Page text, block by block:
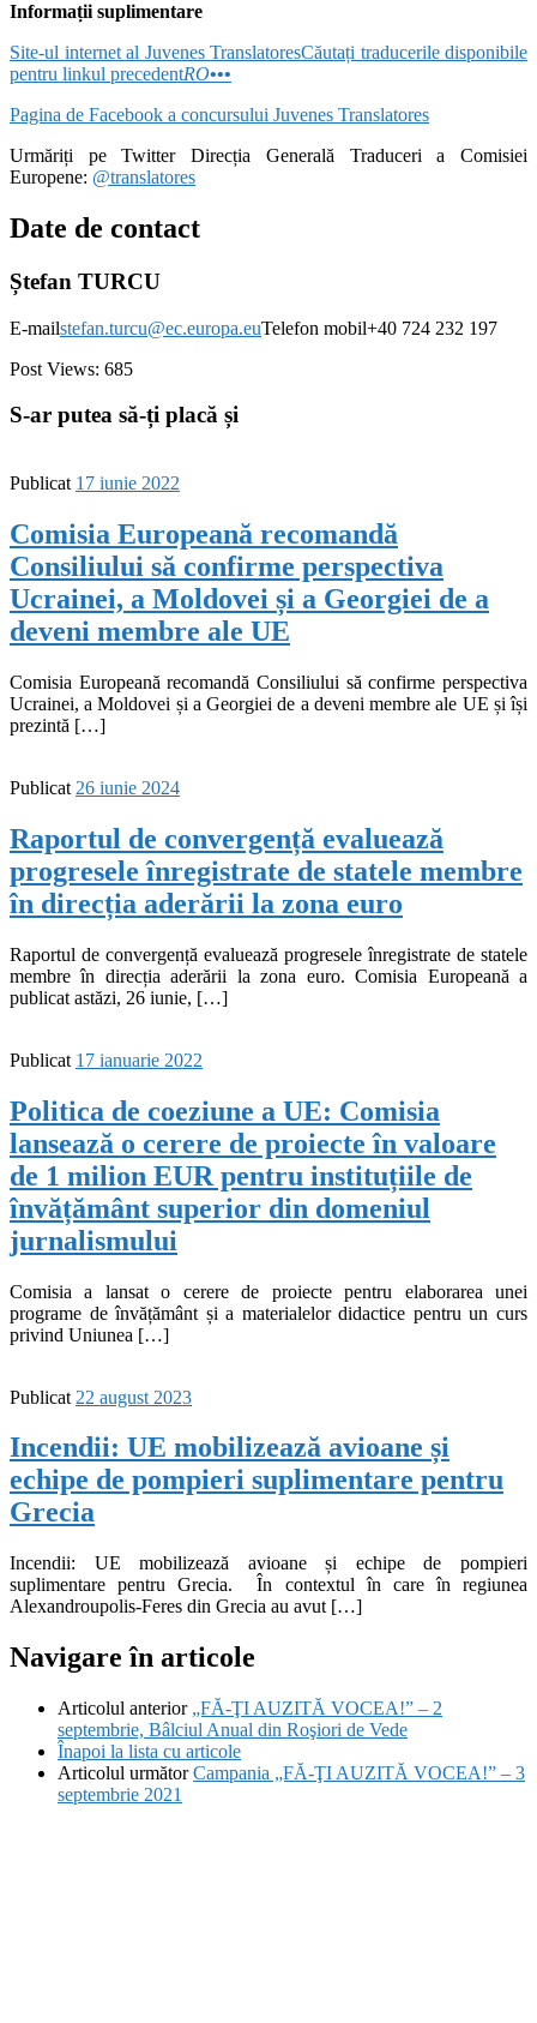
Informații suplimentare
Site-ul internet al Juvenes TranslatoresCăutați traducerile disponibile
pentru linkul precedentRO•••
Pagina de Facebook a concursului Juvenes Translatores
Urmăriți pe Twitter Direcția Generală Traduceri a Comisiei
Europene: @translatores
Date de contact
Ștefan TURCU
E-mailstefan.turcu@ec.europa.euTelefon mobil+40 724 232 197
Post Views: 685
S-ar putea să-ți placă și
Publicat 17 iunie 2022
Comisia Europeană recomandă
Consiliului să confirme perspectiva
Ucrainei, a Moldovei și a Georgiei de a
deveni membre ale UE
Comisia Europeană recomandă Consiliului să confirme perspectiva
Ucrainei, a Moldovei și a Georgiei de a deveni membre ale UE și își
prezintă […]
Publicat 26 iunie 2024
Raportul de convergență evaluează
progresele înregistrate de statele membre
în direcția aderării la zona euro
Raportul de convergență evaluează progresele înregistrate de statele
membre în direcția aderării la zona euro. Comisia Europeană a
publicat astăzi, 26 iunie, […]
Publicat 17 ianuarie 2022
Politica de coeziune a UE: Comisia
lansează o cerere de proiecte în valoare
de 1 milion EUR pentru instituțiile de
învățământ superior din domeniul
jurnalismului
Comisia a lansat o cerere de proiecte pentru elaborarea unei
programe de învățământ și a materialelor didactice pentru un curs
privind Uniunea […]
Publicat 22 august 2023
Incendii: UE mobilizează avioane și
echipe de pompieri suplimentare pentru
Grecia
Incendii: UE mobilizează avioane și echipe de pompieri
suplimentare pentru Grecia. În contextul în care în regiunea
Alexandroupolis-Feres din Grecia au avut […]
Navigare în articole
Articolul anterior „FĂ-ŢI AUZITĂ VOCEA!” – 2
septembrie, Bâlciul Anual din Roşiori de Vede
Înapoi la lista cu articole
Articolul următor Campania „FĂ-ŢI AUZITĂ VOCEA!” – 3
septembrie 2021